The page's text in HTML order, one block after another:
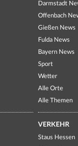
Darmstadt
Offenbach
Gießen News
Fulda News
Bayern News
Sport
Wetter
Alle Orte
Alle Themen
VERKEHR
Staus Hessen